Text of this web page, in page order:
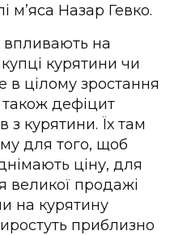
м’яса Назар Гевко.
впливають на
курятини чи
в цілому зростання
дефіцит
з курятини. Їх там
для того, щоб
ціну, для
великої продажі
на курятину
приблизно